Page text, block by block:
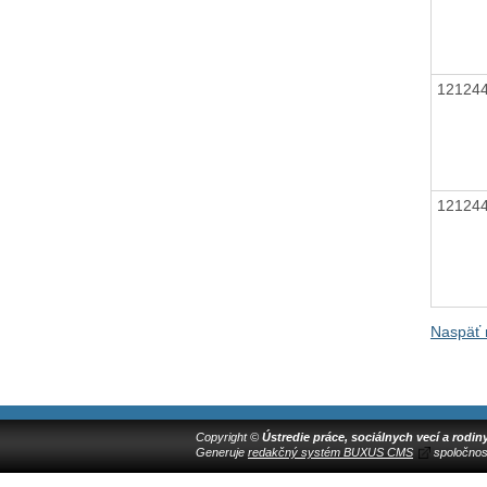
Naspäť
Copyright © Ústredie práce, sociálnych vecí a
Generuje redakčný systém BUXUS CMS